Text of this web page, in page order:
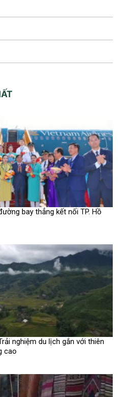
bay thẳng kết nối TP. Hồ
nghiệm du lịch gắn với thiên
cao